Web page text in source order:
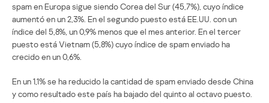
spam en Europa sigue siendo Corea del Sur (45,7%), cuyo índice
aumentó en un 2,3%. En el segundo puesto está EE.UU. con un
índice del 5,8%, un 0,9% menos que el mes anterior. En el tercer
puesto está Vietnam (5,8%) cuyo índice de spam enviado ha
crecido en un 0,6%.
En un 1,1% se ha reducido la cantidad de spam enviado desde China
y como resultado este país ha bajado del quinto al octavo puesto.